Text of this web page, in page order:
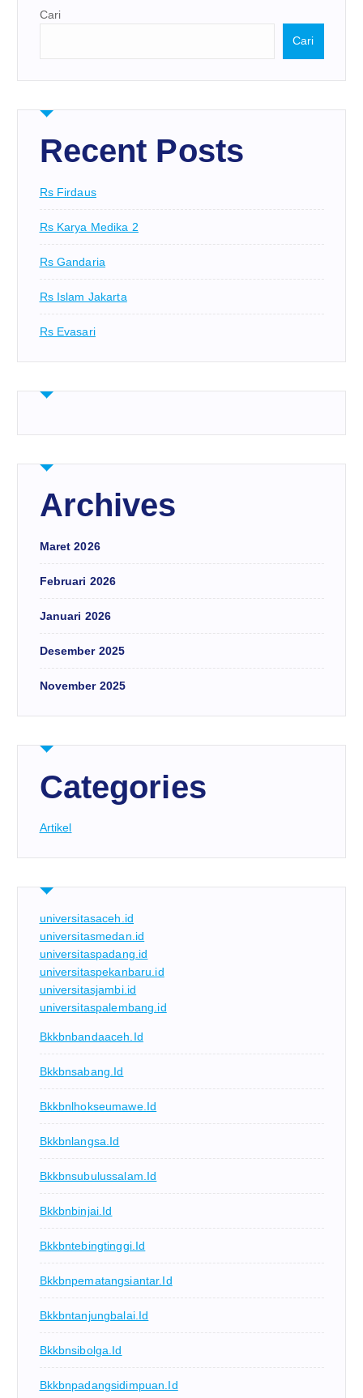
Cari
Cari
Recent Posts
Rs Firdaus
Rs Karya Medika 2
Rs Gandaria
Rs Islam Jakarta
Rs Evasari
Archives
Maret 2026
Februari 2026
Januari 2026
Desember 2025
November 2025
Categories
Artikel
universitasaceh.id
universitasmedan.id
universitaspadang.id
universitaspekanbaru.id
universitasjambi.id
universitaspalembang.id
Bkkbnbandaaceh.id
Bkkbnsabang.id
Bkkbnlhokseumawe.id
Bkkbnlangsa.id
Bkkbnsubulussalam.id
Bkkbnbinjai.id
Bkkbntebingtinggi.id
Bkkbnpematangsiantar.id
Bkkbntanjungbalai.id
Bkkbnsibolga.id
Bkkbnpadangsidimpuan.id